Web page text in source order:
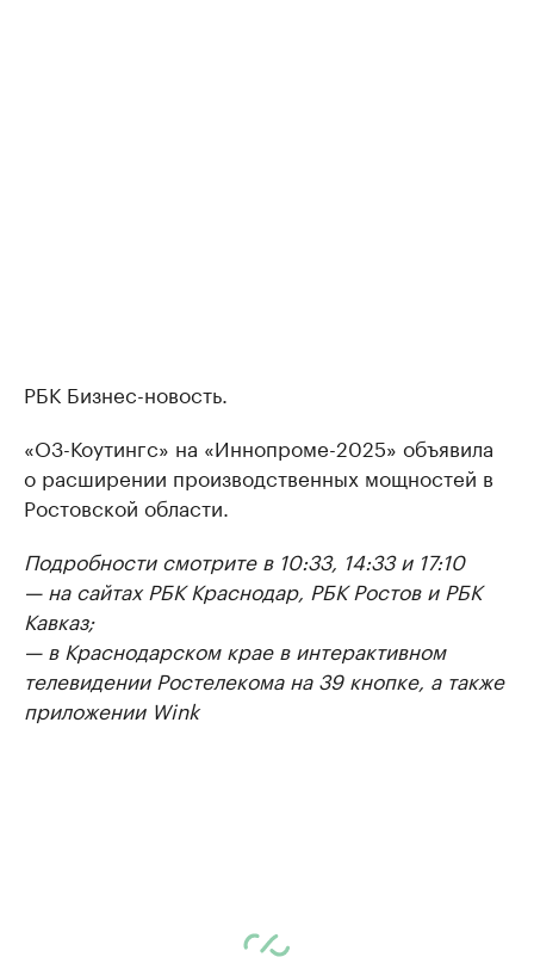
РБК Бизнес-новость.
«О3-Коутингс» на «Иннопроме-2025» объявила
о расширении производственных мощностей в
Ростовской области.
Подробности смотрите в 10:33, 14:33 и 17:10
— на сайтах РБК Краснодар, РБК Ростов и РБК
Кавказ;
— в Краснодарском крае в интерактивном
телевидении Ростелекома на 39 кнопке, а также
приложении Wink